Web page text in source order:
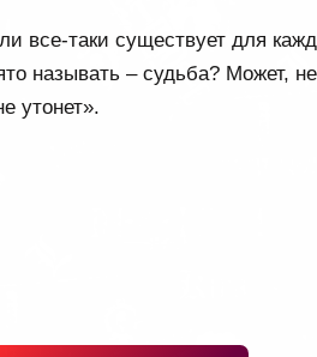
все-таки существует для
называть – судьба? Может,
утонет».